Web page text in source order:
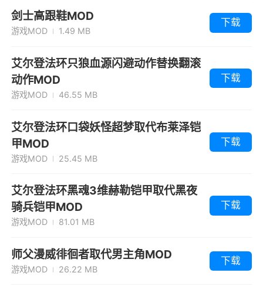
剑士高跟鞋MOD
游戏MOD 1.49 MB
下载
艾尔登法环只狼血源闪避动作替换翻滚
动作MOD
游戏MOD 46.55 MB
下载
艾尔登法环口袋妖怪超梦取代布莱泽铠
甲MOD
游戏MOD 25.45 MB
下载
艾尔登法环黑魂3维赫勒铠甲取代黑夜
骑兵铠甲MOD
游戏MOD 81.01 MB
下载
师父漫威徘徊者取代男主角MOD
游戏MOD 26.22 MB
下载